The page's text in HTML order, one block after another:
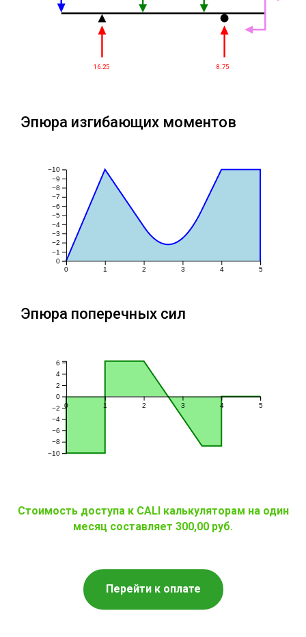
16.25 8.75
Эпюра изгибающих моментов
0 1 2 3 4 5
−10
−9
−8
−7
−6
−5
−4
−3
−2
−1
0
Эпюра поперечных сил
0 1 2 3 4 5
−10
−8
−6
−4
−2
0
2
4
6
Стоимость доступа к CALI калькуляторам на один
месяц составляет 300,00 руб.
Перейти к оплате